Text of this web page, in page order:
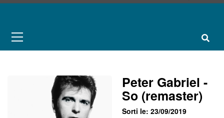
Menu
Peter Gabriel -
So (remaster)
Sorti le: 23/09/2019